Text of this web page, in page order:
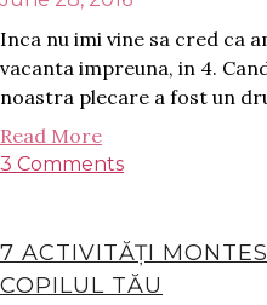
Inca nu imi vine sa cred ca
vacanta impreuna, in 4.
noastra plecare a fost un
Read More
3 Comments
7 ACTIVITĂȚI
COPILUL TĂU